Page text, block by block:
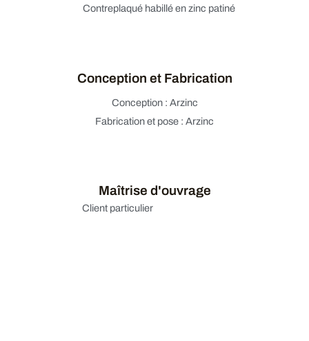
Contreplaqué habillé en zinc patiné
Conception et Fabrication
Conception : Arzinc
Fabrication et pose : Arzinc
Maîtrise d'ouvrage
Client particulier